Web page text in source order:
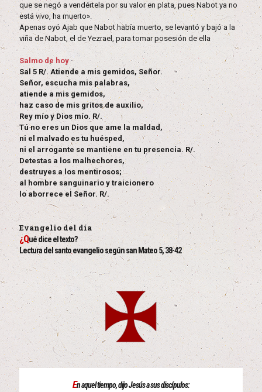
que se negó a vendértela por su valor en plata, pues Nabot ya no
está vivo, ha muerto».
Apenas oyó Ajab que Nabot había muerto, se levantó y bajó a la
viña de Nabot, el de Yezrael, para tomar posesión de ella
Salmo de hoy
Sal 5 R/. Atiende a mis gemidos, Señor.
Señor, escucha mis palabras,
atiende a mis gemidos,
haz caso de mis gritos de auxilio,
Rey mío y Dios mío. R/.
Tú no eres un Dios que ame la maldad,
ni el malvado es tu huésped,
ni el arrogante se mantiene en tu presencia. R/.
Detestas a los malhechores,
destruyes a los mentirosos;
al hombre sanguinario y traicionero
lo aborrece el Señor. R/.
Evangelio del día
¿Qué dice el texto?
Lectura del santo evangelio según san Mateo 5, 38-42
En aquel tiempo, dijo Jesús a sus discípulos: